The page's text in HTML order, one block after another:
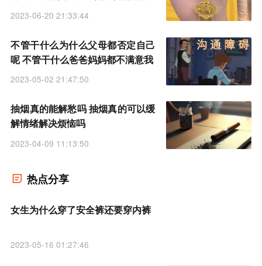
2023-06-20 21:33:44
不管干什么为什么父母都否定自己
呢 不管干什么爸爸妈妈都不满意我
2023-05-02 21:47:50
抽烟真的能解愁吗 抽烟真的可以缓
解情绪解决烦恼吗
2023-04-09 11:13:50
热点分享
女生为什么穿了安全裤还要穿内裤
2023-05-16 01:27:46